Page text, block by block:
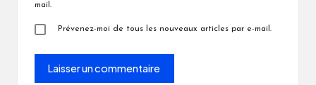
mail.
Prévenez-moi de tous les nouveaux articles par e-mail.